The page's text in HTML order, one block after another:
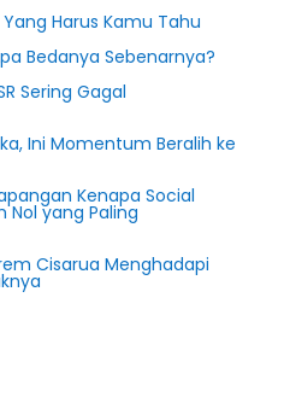
Harus Kamu Tahu
Bedanya Sebenarnya?
Sering Gagal
Ini Momentum Beralih ke
Kenapa Social
Nol yang Paling
Cisarua Menghadapi